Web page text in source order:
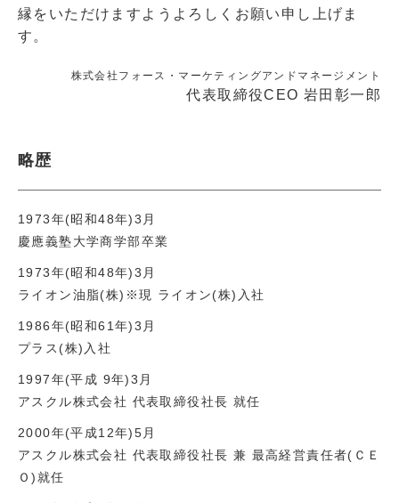
縁をいただけますようよろしくお願い申し上げま
す。
株式会社フォース・マーケティングアンドマネージメント
代表取締役CEO 岩田彰一郎
略歴
1973年(昭和48年)3月
慶應義塾大学商学部卒業
1973年(昭和48年)3月
ライオン油脂(株)※現 ライオン(株)入社
1986年(昭和61年)3月
プラス(株)入社
1997年(平成 9年)3月
アスクル株式会社 代表取締役社長 就任
2000年(平成12年)5月
アスクル株式会社 代表取締役社長 兼 最高経営責任者(ＣＥ
Ｏ)就任